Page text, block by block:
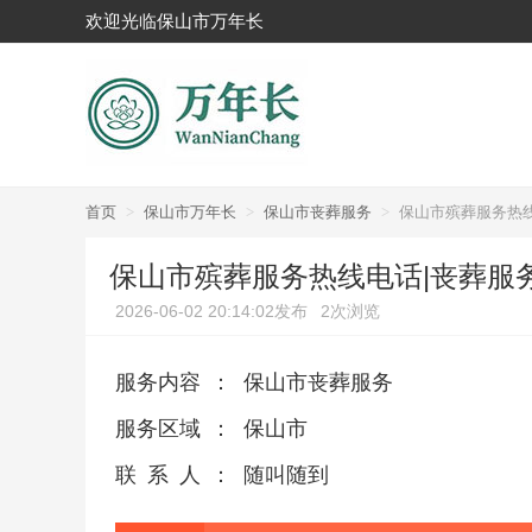
欢迎光临保山市万年长
首页 > 保山市万年长 > 保山市丧葬服务 > 保山市殡葬服务热
保山市殡葬服务热线电话|丧葬服
2026-06-02 20:14:02发布 2次浏览
服务内容 ：
保山市丧葬服务
服务区域
：
保山市
联系人
： 随叫随到